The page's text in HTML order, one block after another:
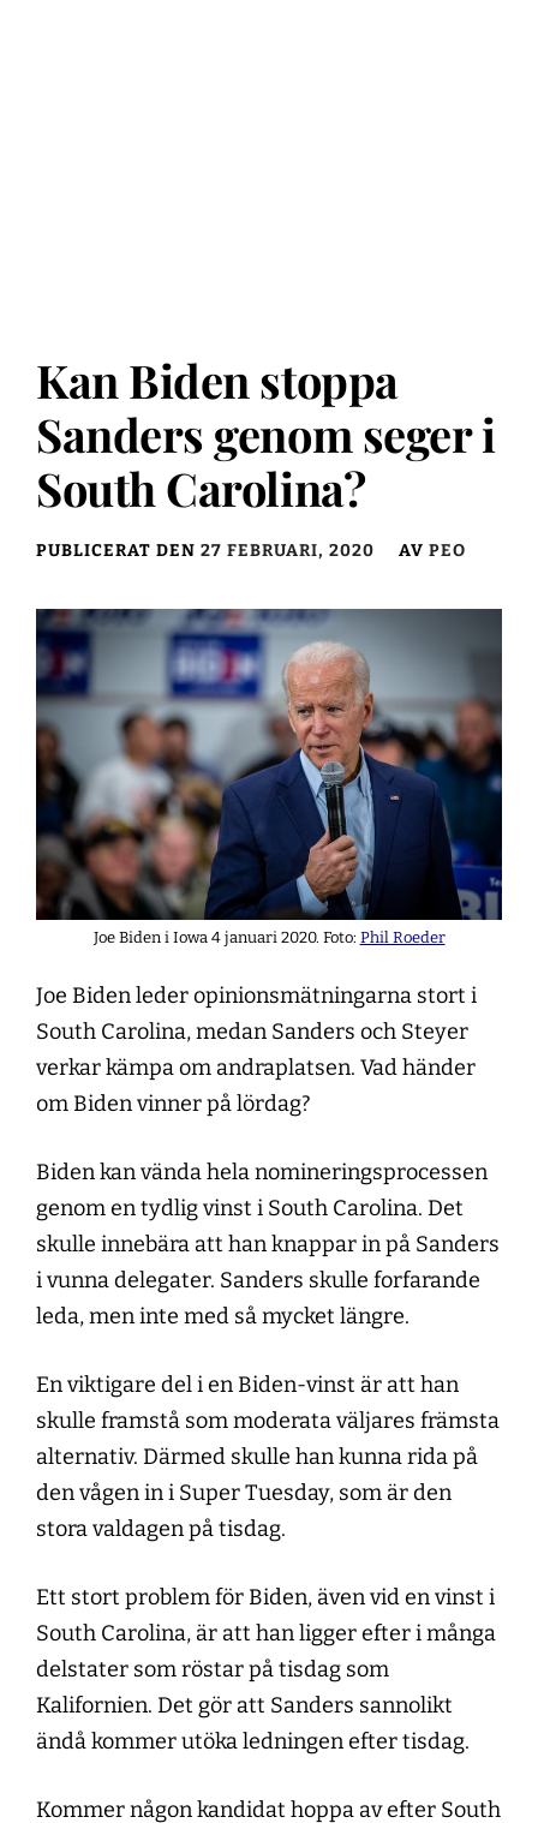
Kan Biden stoppa
Sanders genom seger i
South Carolina?
PUBLICERAT DEN 27 FEBRUARI, 2020 AV PEO
Joe Biden i Iowa 4 januari 2020. Foto: Phil Roeder
Joe Biden leder opinionsmätningarna stort i
South Carolina, medan Sanders och Steyer
verkar kämpa om andraplatsen. Vad händer
om Biden vinner på lördag?
Biden kan vända hela nomineringsprocessen
genom en tydlig vinst i South Carolina. Det
skulle innebära att han knappar in på Sanders
i vunna delegater. Sanders skulle forfarande
leda, men inte med så mycket längre.
En viktigare del i en Biden-vinst är att han
skulle framstå som moderata väljares främsta
alternativ. Därmed skulle han kunna rida på
den vågen in i Super Tuesday, som är den
stora valdagen på tisdag.
Ett stort problem för Biden, även vid en vinst i
South Carolina, är att han ligger efter i många
delstater som röstar på tisdag som
Kalifornien. Det gör att Sanders sannolikt
ändå kommer utöka ledningen efter tisdag.
Kommer någon kandidat hoppa av efter South